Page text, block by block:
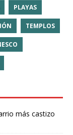
PLAYAS
TEMPLOS
más castizo